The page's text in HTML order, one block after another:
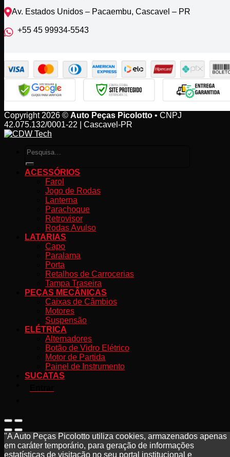
Av. Estados Unidos – Pacaembu, Cascavel – PR
+55 45 99934‑5543‬
Copyright 2026 © Auto Peças Picolotto • CNPJ
42.075.132/0001-22 | Cascavel-PR
Pesquisar
por:
ACESSÓRIOS
Farol
Jogo de Rodas
Lanterna
Parachoque
Retrovisor
Rodas Avulso
LATARIAS
Capo
Paralama
Porta
Retalhos de Carrocerias
Tampa Traseira
PEÇAS MECÂNICAS
Caixas de Câmbios
Motores
Suspensão
ELÉTRICA
Alternadores
Botão de Vidro Elétrico
Motor de Partida
Painel de Instrumento
SUCATAS
"A Auto Peças Picolotto utiliza cookies, armazenados apenas
em caráter temporário, para geração de informações
estatísticas de visitação no seu portal institucional e